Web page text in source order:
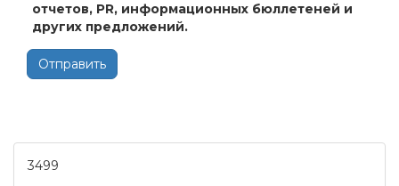
отчетов, PR, информационных бюллетеней и
других предложений.
Отправить
3499